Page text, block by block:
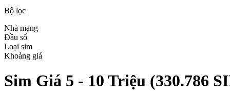
Bộ lọc
Nhà mạng
Đầu số
Loại sim
Khoảng giá
Sim Giá 5 - 10 Triệu (330.786